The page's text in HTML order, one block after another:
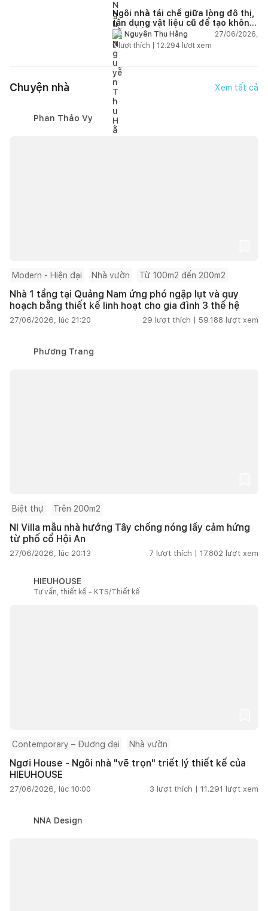
Ngôi nhà tái chế giữa lòng đô thị,
tận dụng vật liệu cũ để tạo không
gian sống linh hoạt
Nguyễn Thu Hằng
27/06/2026,
2lượt thích | 12.294 lượt xem
Chuyện nhà Xem tất cả
Phan Thảo Vy
Modern - Hiện đại Nhà vườn Từ 100m2 đến 200m2
Nhà 1 tầng tại Quảng Nam ứng phó ngập lụt và quy
hoạch bằng thiết kế linh hoạt cho gia đình 3 thế hệ
27/06/2026, lúc 21:20 29 lượt thích | 59.188 lượt xem
Phương Trang
Biệt thự Trên 200m2
NI Villa mẫu nhà hướng Tây chống nóng lấy cảm hứng
từ phố cổ Hội An
27/06/2026, lúc 20:13 7 lượt thích | 17.802 lượt xem
HIEUHOUSE
Tư vấn, thiết kế - KTS/Thiết kế
Contemporary – Đương đại Nhà vườn
Ngơi House - Ngôi nhà "vẽ trọn" triết lý thiết kế của
HIEUHOUSE
27/06/2026, lúc 10:00 3 lượt thích | 11.291 lượt xem
NNA Design